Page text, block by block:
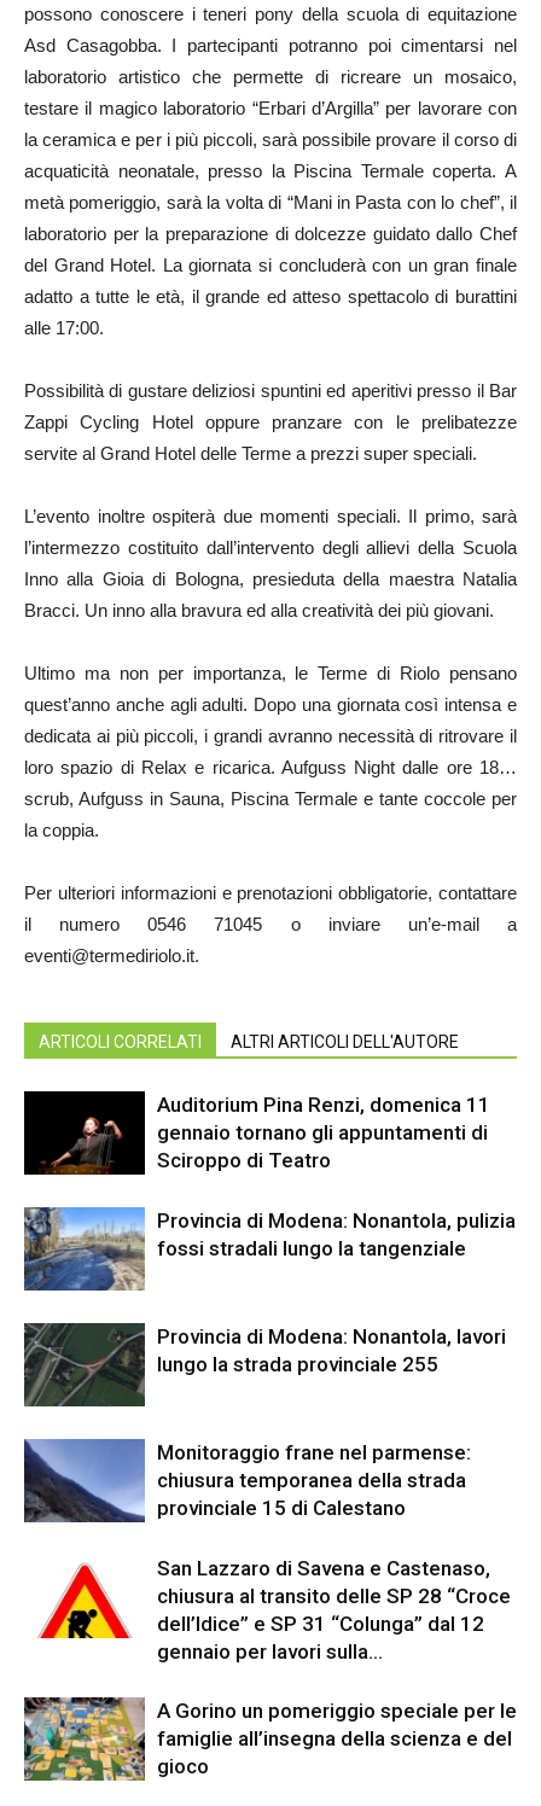
possono conoscere i teneri pony della scuola di equitazione
Asd Casagobba. I partecipanti potranno poi cimentarsi nel
laboratorio artistico che permette di ricreare un mosaico,
testare il magico laboratorio “Erbari d’Argilla” per lavorare con
la ceramica e per i più piccoli, sarà possibile provare il corso di
acquaticità neonatale, presso la Piscina Termale coperta. A
metà pomeriggio, sarà la volta di “Mani in Pasta con lo chef”, il
laboratorio per la preparazione di dolcezze guidato dallo Chef
del Grand Hotel. La giornata si concluderà con un gran finale
adatto a tutte le età, il grande ed atteso spettacolo di burattini
alle 17:00.
Possibilità di gustare deliziosi spuntini ed aperitivi presso il Bar
Zappi Cycling Hotel oppure pranzare con le prelibatezze
servite al Grand Hotel delle Terme a prezzi super speciali.
L’evento inoltre ospiterà due momenti speciali. Il primo, sarà
l’intermezzo costituito dall’intervento degli allievi della Scuola
Inno alla Gioia di Bologna, presieduta della maestra Natalia
Bracci. Un inno alla bravura ed alla creatività dei più giovani.
Ultimo ma non per importanza, le Terme di Riolo pensano
quest’anno anche agli adulti. Dopo una giornata così intensa e
dedicata ai più piccoli, i grandi avranno necessità di ritrovare il
loro spazio di Relax e ricarica. Aufguss Night dalle ore 18…
scrub, Aufguss in Sauna, Piscina Termale e tante coccole per
la coppia.
Per ulteriori informazioni e prenotazioni obbligatorie, contattare
il numero 0546 71045 o inviare un’e-mail a
eventi@termediriolo.it.
ARTICOLI CORRELATI ALTRI ARTICOLI DELL'AUTORE
Auditorium Pina Renzi, domenica 11
gennaio tornano gli appuntamenti di
Sciroppo di Teatro
Provincia di Modena: Nonantola, pulizia
fossi stradali lungo la tangenziale
Provincia di Modena: Nonantola, lavori
lungo la strada provinciale 255
Monitoraggio frane nel parmense:
chiusura temporanea della strada
provinciale 15 di Calestano
San Lazzaro di Savena e Castenaso,
chiusura al transito delle SP 28 “Croce
dell’Idice” e SP 31 “Colunga” dal 12
gennaio per lavori sulla...
A Gorino un pomeriggio speciale per le
famiglie all’insegna della scienza e del
gioco